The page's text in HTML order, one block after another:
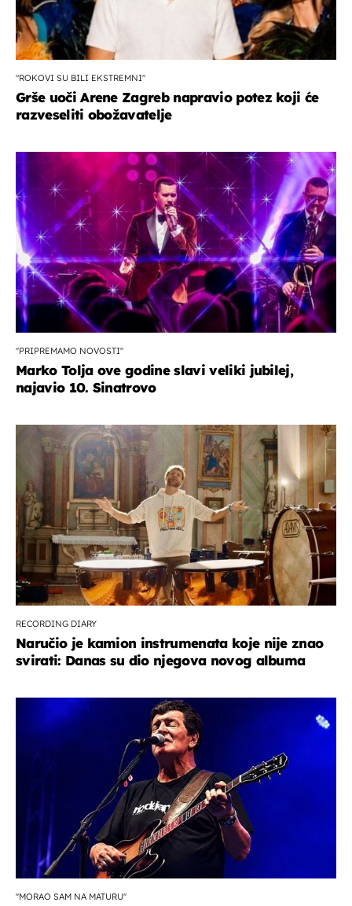
"ROKOVI SU BILI EKSTREMNI"
Grše uoči Arene Zagreb napravio potez koji će
razveseliti obožavatelje
''PRIPREMAMO NOVOSTI''
Marko Tolja ove godine slavi veliki jubilej,
najavio 10. Sinatrovo
RECORDING DIARY
Naručio je kamion instrumenata koje nije znao
svirati: Danas su dio njegova novog albuma
''MORAO SAM NA MATURU''